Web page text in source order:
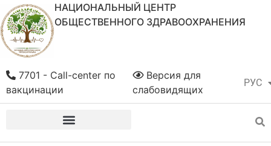
НАЦИОНАЛЬНЫЙ ЦЕНТР
ОБЩЕСТВЕННОГО ЗДРАВООХРАНЕНИЯ
РУС
ҚАЗ
Версия для
слабовидящих
7701 - Call-center по
вакцинации